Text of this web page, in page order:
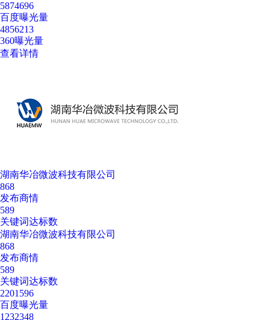
5874696
百度曝光量
4856213
360曝光量
查看详情
湖南华冶微波科技有限公司
868
发布商情
589
关键词达标数
湖南华冶微波科技有限公司
868
发布商情
589
关键词达标数
2201596
百度曝光量
1232348